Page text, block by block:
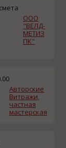
смета
ООО
"ВЕЛД-
МЕТИЗ
ПК"
Авторские
Витражи,
частная
мастерская